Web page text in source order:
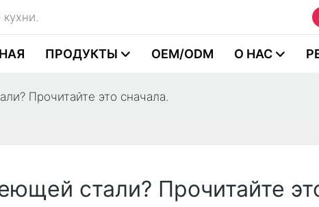
ПРОДУКТЫ OEM/ODM О НАС
Прочитайте это сначала.
стали? Прочитайте